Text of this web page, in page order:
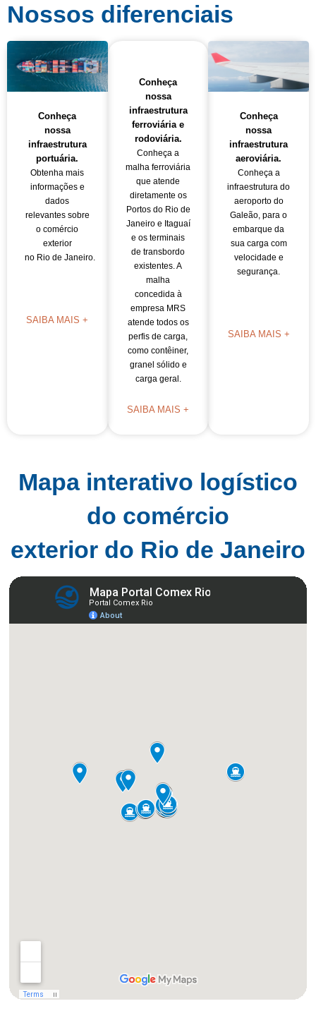
Nossos diferenciais
Conheça
nossa
infraestrutura
portuária.
Obtenha mais
informações e
dados
relevantes sobre
o comércio
exterior
no Rio de Janeiro.
SAIBA MAIS +
Conheça
nossa
infraestrutura
ferroviária e
rodoviária.
Conheça a
malha ferroviária
que atende
diretamente os
Portos do Rio de
Janeiro e Itaguaí
e os terminais
de transbordo
existentes. A
malha
concedida à
empresa MRS
atende todos os
perfis de carga,
como contêiner,
granel sólido e
carga geral.
SAIBA MAIS +
Conheça
nossa
infraestrutura
aeroviária.
Conheça a
infraestrutura do
aeroporto do
Galeão, para o
embarque da
sua carga com
velocidade e
segurança.
SAIBA MAIS +
Mapa interativo logístico
do comércio
exterior do Rio de Janeiro